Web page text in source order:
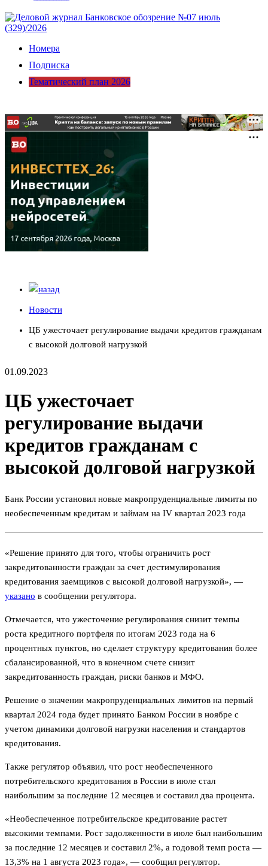
Номера
Подписка
Тематический план 2026
Новости
ЦБ ужесточает регулирование выдачи кредитов гражданам
с высокой долговой нагрузкой
01.09.2023
ЦБ ужесточает
регулирование выдачи
кредитов гражданам с
высокой долговой нагрузкой
Банк России установил новые макропруденциальные лимиты по
необеспеченным кредитам и займам на IV квартал 2023 года
«Решение принято для того, чтобы ограничить рост
закредитованности граждан за счет дестимулирования
кредитования заемщиков с высокой долговой нагрузкой», —
указано в сообщении регулятора.
Отмечается, что ужесточение регулирования снизит темпы
роста кредитного портфеля по итогам 2023 года на 6
процентных пунктов, но сделает структуру кредитования более
сбалансированной, что в конечном счете снизит
закредитованность граждан, риски банков и МФО.
Решение о значении макропруденциальных лимитов на первый
квартал 2024 года будет принято Банком России в ноябре с
учетом динамики долговой нагрузки населения и стандартов
кредитования.
Также регулятор объявил, что рост необеспеченного
потребительского кредитования в России в июле стал
наибольшим за последние 12 месяцев и составил два процента.
«Необеспеченное потребительское кредитование растет
высокими темпами. Рост задолженности в июле был наибольшим
за последние 12 месяцев и составил 2%, а годовой темп роста —
13,3% на 1 августа 2023 года», — сообщил регулятор.